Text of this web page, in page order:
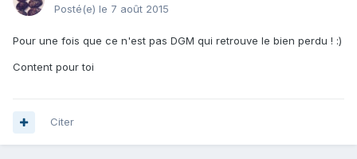
Posté(e) le 7 août 2015
Pour une fois que ce n'est pas DGM qui retrouve le bien perdu ! :)
Content pour toi
Citer